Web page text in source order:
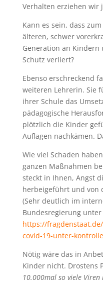
Verhalten erziehen wir
Kann es sein, dass
älteren, schwer
Generation an Kindern
Schutz verliert?
Ebenso erschreckend
weiteren Lehrerin. Sie
ihrer Schule das
pädagogische
plötzlich die Kinder
Auflagen nachkämen.
Wie viel Schaden
ganzen Maßnahmen
steckt in Ihnen, Angst
herbeigeführt und von
(Sehr deutlich im
Bundesregierung unter
https://
covid-19-unter-
Nötig wäre das in
Kinder nicht. Drostens
10.000mal so viele Viren